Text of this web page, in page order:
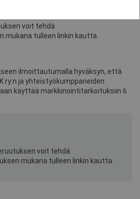
voit tehdä
mukana tulleen linkin kautta.
ilmoittautumalla hyväksyn, että
ry:n ja yhteistyökumppaneiden
käyttää markkinointitarkoituksiin 6
voit tehdä
mukana tulleen linkin kautta.